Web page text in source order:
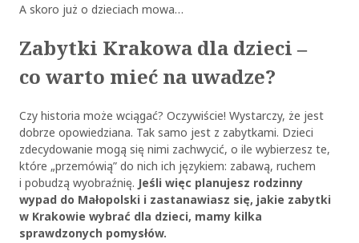
A skoro już o dzieciach mowa…
Zabytki Krakowa dla dzieci ‒
co warto mieć na uwadze?
Czy historia może wciągać? Oczywiście! Wystarczy, że jest
dobrze opowiedziana. Tak samo jest z zabytkami. Dzieci
zdecydowanie mogą się nimi zachwycić, o ile wybierzesz te,
które „przemówią” do nich ich językiem: zabawą, ruchem
i pobudzą wyobraźnię. Jeśli więc planujesz rodzinny
wypad do Małopolski i zastanawiasz się, jakie zabytki
w Krakowie wybrać dla dzieci, mamy kilka
sprawdzonych pomysłów.